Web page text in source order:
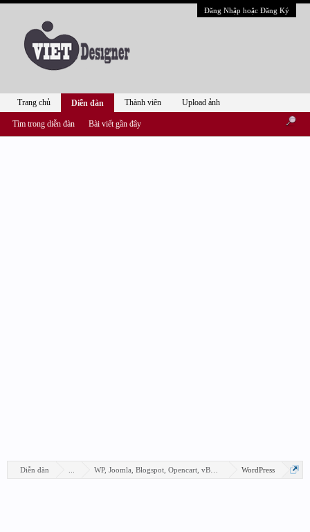
Đăng Nhập hoặc Đăng Ký
Diễn đàn WP, Joomla, Blogspot, Opencart, vBB, Xenforo...WordPress
Trang chủ Diễn đàn
Tìm trong diễn đàn Bài viết gần đây
Thành viên Upload ảnh